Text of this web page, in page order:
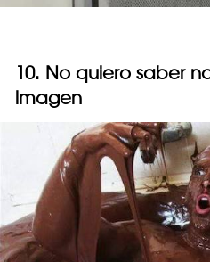
10. No quiero saber
imagen